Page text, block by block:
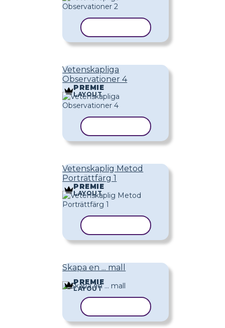
Vetenskapliga
Observationer 4
PREMIE
LAYOUT
Vetenskaplig Metod
Porträttfärg 1
PREMIE
LAYOUT
Skapa en ... mall
PREMIE
LAYOUT